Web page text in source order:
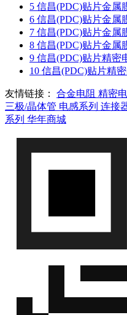
5 信昌(PDC)贴片金属
6 信昌(PDC)贴片金属
7 信昌(PDC)贴片金属
8 信昌(PDC)贴片金属
9 信昌(PDC)贴片精密
10 信昌(PDC)贴片精
友情链接： 合金电阻 精密
三极/晶体管 电感系列 连接
系列 华年商城